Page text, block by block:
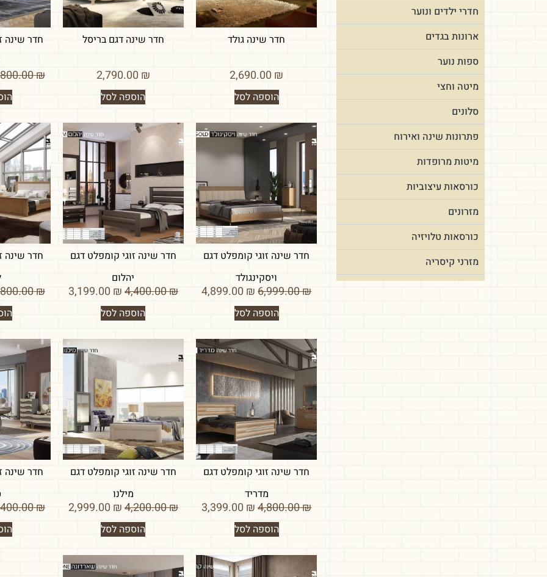
חדרי ילדים ונוער
ארונות בגדים
ספות נוער
מיטה וחצי
סלונים
פתרונות שינה ואירוח
מיטות מרופדות
כורסאות עיצוביות
מזרונים
כורסאות טלויזיה
מזרני קיסריה
חדר שינה גולד
₪
הוספה לסל
חדר שינה דגם בריסל
₪
הוספה לסל
חדר שינה
₪
6,800.00
חדר שינה זוגי קומפלט דגם
ויסקינגולד
₪
6,999.00
₪
הוספה לסל
חדר שינה זוגי קומפלט דגם
יהלום
₪
4,400.00
₪
הוספה לסל
חדר שינה
₪
4,800.00
חדר שינה זוגי קומפלט דגם
מדריד
₪
4,800.00
₪
הוספה לסל
חדר שינה זוגי קומפלט דגם
מילנו
₪
4,200.00
₪
2,999.00
הוספה לסל
חדר שינה
₪
4,400.00